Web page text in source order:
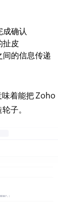
成确认
扯皮
间的信息传递
着能把 Zoho
子。